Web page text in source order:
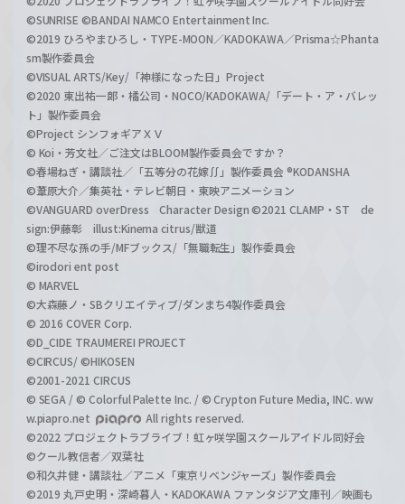
©SUNRISE ©BANDAI NAMCO Entertainment Inc.
©2019 ひろやまひろし・TYPE-MOON／KADOKAWA／Prisma☆Phanta
sm製作委員会
©VISUAL ARTS/Key/「神様になった日」Project
©2020 東出祐一郎・橘公司・NOCO/KADOKAWA/「デート・ア・バレッ
ト」製作委員会
©Project シンフォギアＸＶ
© Koi・芳文社／ご注文はBLOOM製作委員会ですか？
©春場ねぎ・講談社／「五等分の花嫁∬」製作委員会 ®KODANSHA
©葦原大介／集英社・テレビ朝日・東映アニメーション
©VANGUARD overDress Character Design ©2021 CLAMP・ST de
sign:伊藤彰 illust:Kinema citrus/獣道
©理不尽な孫の手/MFブックス/「無職転生」製作委員会
©irodori ent post
© MARVEL
©大森藤ノ・SBクリエイティブ/ダンまち4製作委員会
© 2016 COVER Corp.
©D_CIDE TRAUMEREI PROJECT
©CIRCUS/ ©HIKOSEN
©2001-2021 CIRCUS
© SEGA / © Colorful Palette Inc. / © Crypton Future Media, INC. ww
w.piapro.net
All rights reserved.
©2022 プロジェクトラブライブ！虹ヶ咲学園スクールアイドル同好会
©クール教信者／双葉社
©和久井健・講談社／アニメ「東京リベンジャーズ」製作委員会
©2019 丸戸史明・深崎暮人・KADOKAWA ファンタジア文庫刊／映画も